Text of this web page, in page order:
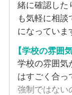
ipadは1人1台使用
設備情報
15：00～17：00
緒に確認した
も気軽に相
になっていま
【学校の雰囲気
学校の雰囲気
はすごく合っ
強制ではない